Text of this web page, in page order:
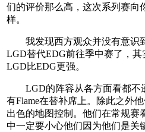
们的评价那么高，这次系列赛向
样。
我发现西方观众并没有意识
LGD替代EDG前往季中赛了，
LGD比EDG更强。
LGD的阵容从各方面看都不
有Flame在替补席上。除此之外
出色的地图控制。他们在常规赛
中一定要小心他们因为他们是关